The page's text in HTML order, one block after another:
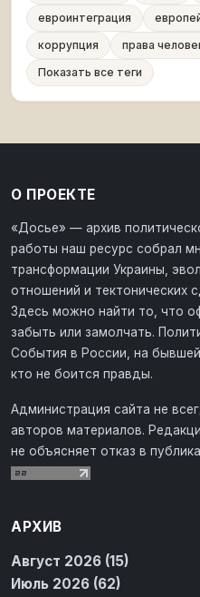
евроинтеграция
коррупция
права
Показать все теги
О ПРОЕКТЕ
«Досье» — архив
работы наш ресурс собрал
трансформации Украины,
отношений и тектонических
Здесь можно найти то, что
забыть или замолчать.
События в России, на бывшей
кто не боится правды.
Администрация сайта не
авторов материалов.
не объясняет отказ в
АРХИВ
Август 2026 (15)
Июль 2026 (62)